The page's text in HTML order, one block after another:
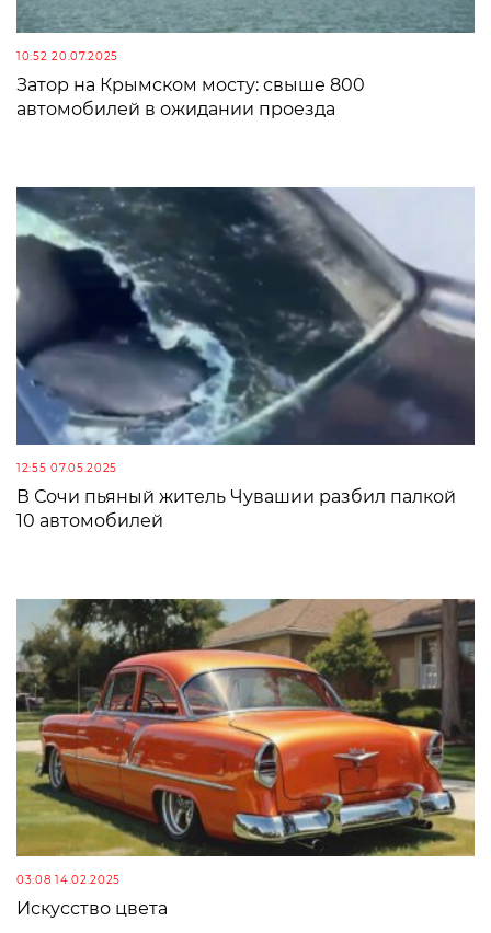
10:52 20.07.2025
Затор на Крымском мосту: свыше 800
автомобилей в ожидании проезда
12:55 07.05.2025
В Сочи пьяный житель Чувашии разбил палкой
10 автомобилей
03:08 14.02.2025
Искусство цвета